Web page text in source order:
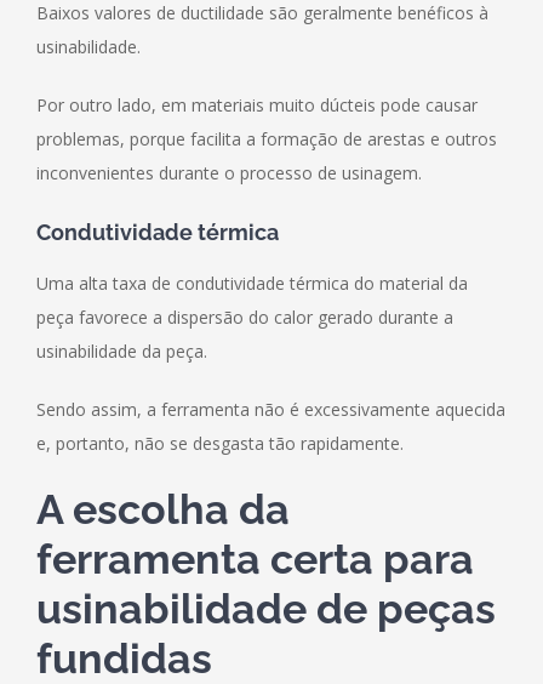
Baixos valores de ductilidade são geralmente benéficos à
usinabilidade.
Por outro lado, em materiais muito dúcteis pode causar
problemas, porque facilita a formação de arestas e outros
inconvenientes durante o processo de usinagem.
Condutividade térmica
Uma alta taxa de condutividade térmica do material da
peça favorece a dispersão do calor gerado durante a
usinabilidade da peça.
Sendo assim, a ferramenta não é excessivamente aquecida
e, portanto, não se desgasta tão rapidamente.
A escolha da
ferramenta certa para
usinabilidade de peças
fundidas